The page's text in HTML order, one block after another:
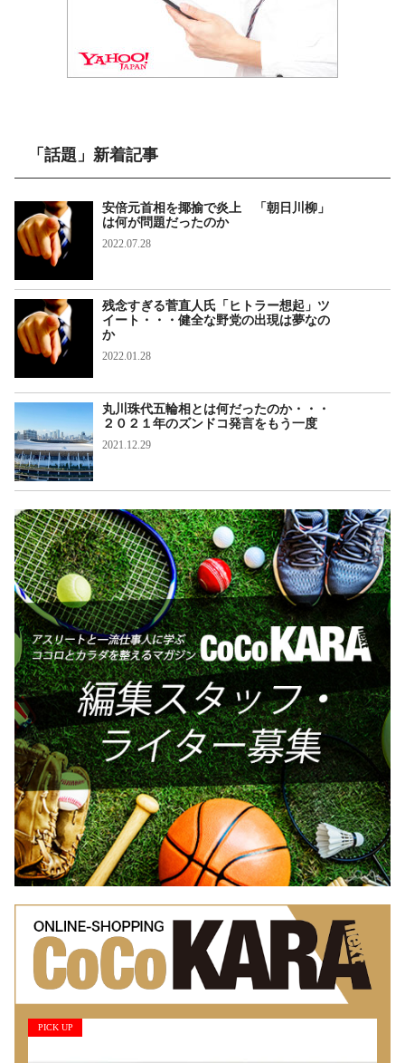
「話題」新着記事
安倍元首相を揶揄で炎上 「朝日川柳」
は何が問題だったのか
2022.07.28
残念すぎる菅直人氏「ヒトラー想起」ツ
イート・・・健全な野党の出現は夢なの
か
2022.01.28
丸川珠代五輪相とは何だったのか・・・
２０２１年のズンドコ発言をもう一度
2021.12.29
PICK UP